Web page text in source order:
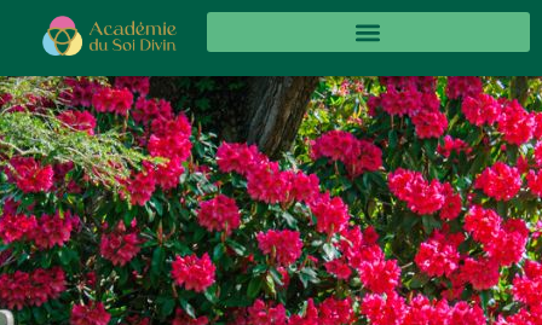
Panneau de gestion des cookies